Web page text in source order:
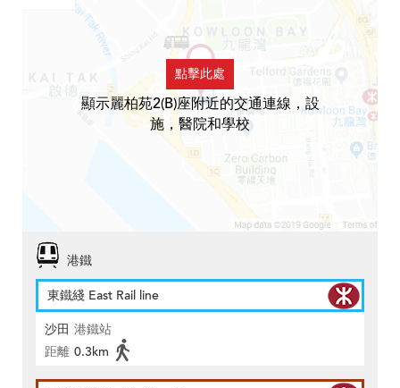
點擊此處
顯示麗柏苑2(B)座附近的交通連線，設
施，醫院和學校
港鐵
東鐵綫 East Rail line
沙田 港鐵站
距離 0.3km